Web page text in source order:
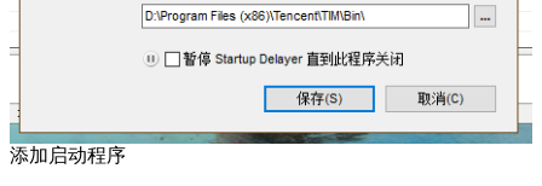
添加启动程序